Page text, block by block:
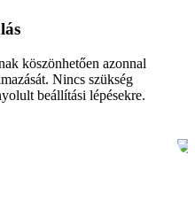
köszönhetően azonnal
Nincs szükség
beállítási lépésekre.